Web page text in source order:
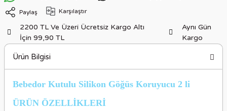
Paylaş Karşılaştır
2200 TL Ve Üzeri Ücretsiz Kargo Altı
İçin 99,90 TL
Aynı Gün
Kargo
Ürün Bilgisi
Bebedor Kutulu Silikon Göğüs Koruyucu 2 li
ÜRÜN ÖZELLİKLERİ